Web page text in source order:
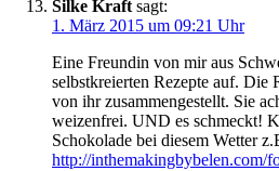
Silke Kraft sagt:
1. März 2015 um 09:21 Uhr
Eine Freundin von mir aus
selbstkreierten Rezepte auf. Die
von ihr zusammengestellt. Sie
weizenfrei. UND es schmeckt!
Schokolade bei diesem Wetter
http://inthemakingbybelen.com/